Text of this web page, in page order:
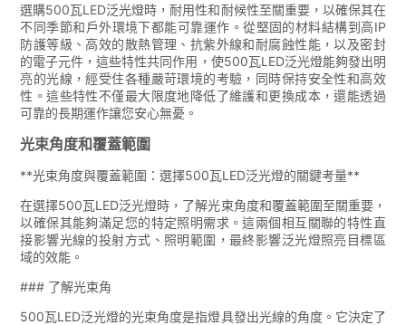
選購500瓦LED泛光燈時，耐用性和耐候性至關重要，以確保其在
不同季節和戶外環境下都能可靠運作。從堅固的材料結構到高IP
防護等級、高效的散熱管理、抗紫外線和耐腐蝕性能，以及密封
的電子元件，這些特性共同作用，使500瓦LED泛光燈能夠發出明
亮的光線，經受住各種嚴苛環境的考驗，同時保持安全性和高效
性。這些特性不僅最大限度地降低了維護和更換成本，還能透過
可靠的長期運作讓您安心無憂。
光束角度和覆蓋範圍
**光束角度與覆蓋範圍：選擇500瓦LED泛光燈的關鍵考量**
在選擇500瓦LED泛光燈時，了解光束角度和覆蓋範圍至關重要，
以確保其能夠滿足您的特定照明需求。這兩個相互關聯的特性直
接影響光線的投射方式、照明範圍，最終影響泛光燈照亮目標區
域的效能。
### 了解光束角
500瓦LED泛光燈的光束角度是指燈具發出光線的角度。它決定了